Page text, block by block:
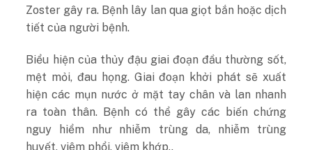
Zoster gây ra. Bệnh lây lan qua giọt bắn hoặc dịch
tiết của người bệnh.
Biểu hiện của thủy đậu giai đoạn đầu thường sốt,
mệt mỏi, đau họng. Giai đoạn khởi phát sẽ xuất
hiện các mụn nước ở mặt tay chân và lan nhanh
ra toàn thân. Bệnh có thể gây các biến chứng
nguy hiểm như nhiễm trùng da, nhiễm trùng
huyết, viêm phổi, viêm khớp..